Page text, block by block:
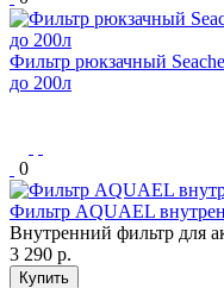
Фильтр рюкзачный
до 200л
0
Фильтр AQUAEL
Внутренний фильтр для
3 290 р.
Купить